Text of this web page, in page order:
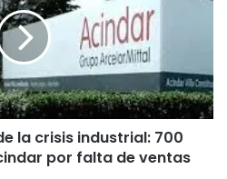
la crisis industrial: 700
por falta de ventas